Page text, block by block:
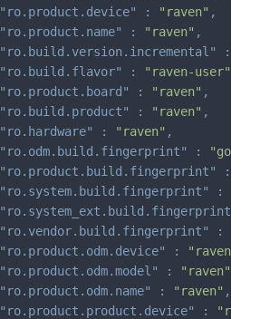
"ro.product.device"
: "raven" ,
"ro.product.name"
: "raven" ,
"ro.build.version.incremental"
:
"ro.build.flavor"
: "raven-user"
"ro.product.board"
: "raven" ,
"ro.build.product"
: "raven" ,
"ro.hardware"
: "raven" ,
"ro.odm.build.fingerprint"
:
"ro.product.build.fingerprint"
:
"ro.system.build.fingerprint"
:
"ro.system_ext.build.fingerprint"
"ro.vendor.build.fingerprint"
:
"ro.product.odm.device"
: "raven"
"ro.product.odm.model"
: "raven"
"ro.product.odm.name"
: "raven" ,
"ro.product.product.device"
: